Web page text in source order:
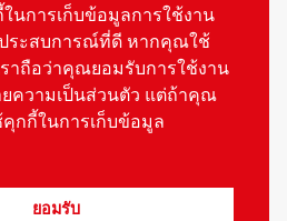
IM Privilege” สิทธิพิเศษสำหรับ
รีเมี่ยมของแบรนด์เอ็มจี
ษ August 5, 2026
ณ์ประธานไทยฮอนด้าคนใหม่กับ
ปั้นตลาดมอเตอร์ไซค์ไฟฟ้า
นพิเศษ August 4, 2026
นการเก็บข้อมูลการใช้งาน
ระสบการณ์ที่ดี หากคุณใช้
ราถือว่าคุณยอมรับการใช้งาน
ความเป็นส่วนตัว แต่ถ้าคุณ
กกี้ในการเก็บข้อมูล
ยอมรับ